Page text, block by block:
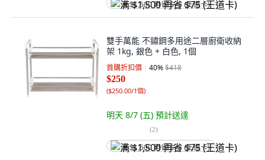
满 $1,500 再省 $75 (王道卡)
雙手萬能 不鏽鋼多用途二層廚衛收納
架 1kg, 銀色 + 白色, 1個
首購折扣價 40%$418
$250
($250.00/1個)
明天 8/7 (五) 預計送達
(2)
满 $1,500 再省 $75 (王道卡)